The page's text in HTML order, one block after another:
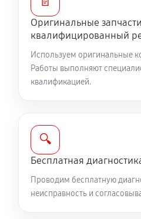
Оригинальные
квалифицированный
Используем оригинальные
Работы выполняют
квалификацией.
🔍
Бесплатная
Проводим бесплатную
неисправность и